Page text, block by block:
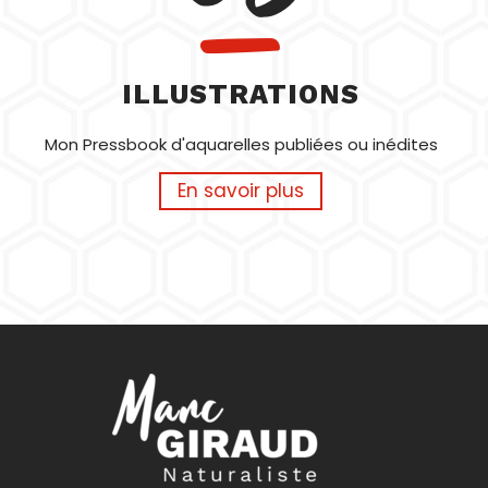
ILLUSTRATIONS
Mon Pressbook d'aquarelles publiées ou inédites
En savoir plus